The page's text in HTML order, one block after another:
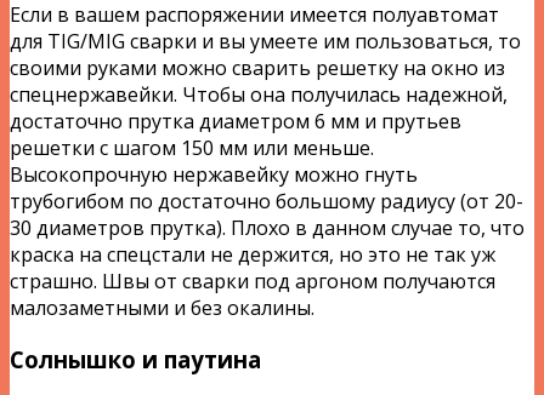
Если в вашем распоряжении имеется полуавтомат
для TIG/MIG сварки и вы умеете им пользоваться, то
своими руками можно сварить решетку на окно из
спецнержавейки. Чтобы она получилась надежной,
достаточно прутка диаметром 6 мм и прутьев
решетки с шагом 150 мм или меньше.
Высокопрочную нержавейку можно гнуть
трубогибом по достаточно большому радиусу (от 20-
30 диаметров прутка). Плохо в данном случае то, что
краска на спецстали не держится, но это не так уж
страшно. Швы от сварки под аргоном получаются
малозаметными и без окалины.
Солнышко и паутина